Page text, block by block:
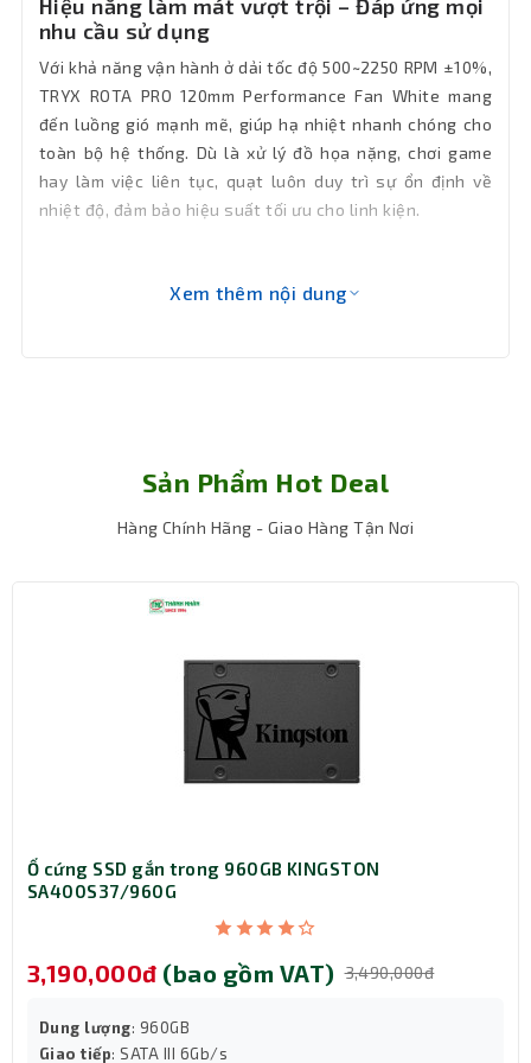
Hiệu năng làm mát vượt trội – Đáp ứng mọi
nhu cầu sử dụng
Với khả năng vận hành ở dải tốc độ 500~2250 RPM ±10%,
TRYX ROTA PRO 120mm Performance Fan White mang
đến luồng gió mạnh mẽ, giúp hạ nhiệt nhanh chóng cho
toàn bộ hệ thống. Dù là xử lý đồ họa nặng, chơi game
hay làm việc liên tục, quạt luôn duy trì sự ổn định về
nhiệt độ, đảm bảo hiệu suất tối ưu cho linh kiện.
Xem thêm nội dung
Sản Phẩm Hot Deal
Hàng Chính Hãng - Giao Hàng Tận Nơi
Ổ cứng SSD gắn trong 960GB KINGSTON
SA400S37/960G
3,190,000đ (bao gồm VAT) 3,490,000đ
Dung lượng: 960GB
Giao tiếp: SATA III 6Gb/s